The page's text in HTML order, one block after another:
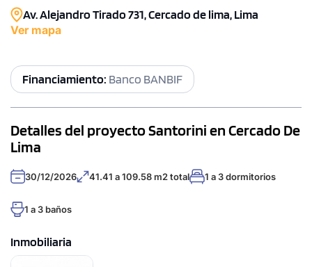
Av. Alejandro Tirado 731, Cercado de lima, Lima
Ver mapa
Financiamiento: Banco BANBIF
Detalles del proyecto Santorini en Cercado De
Lima
30/12/2026 41.41 a 109.58 m2 total 1 a 3 dormitorios
1 a 3 baños
Inmobiliaria